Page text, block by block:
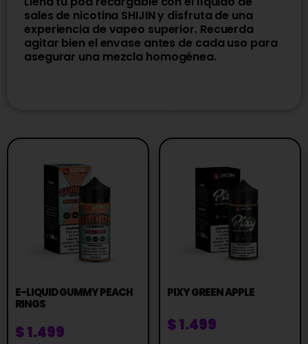
sales de nicotina SHIJIN y disfruta de una
experiencia de vapeo superior. Recuerda
agitar bien el envase antes de cada uso para
asegurar una mezcla homogénea.
E-LIQUID GUMMY PEACH
RINGS
$1.499
PIXY GREEN APPLE
$1.499